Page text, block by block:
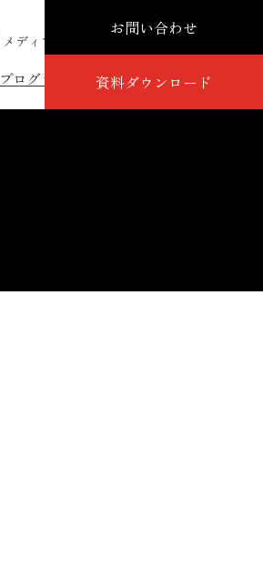
メディア掲載 プレスリリース
プログラム詳細 講師紹介 導入事例
お問い合わせ
資料ダウンロード